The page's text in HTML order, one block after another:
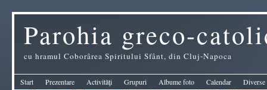
Parohia greco-
cu hramul Coborârea Spiritului Sfânt, din Cluj-Napoca
Start Prezentare Activităţi Grupuri Albume foto Calendar Diverse